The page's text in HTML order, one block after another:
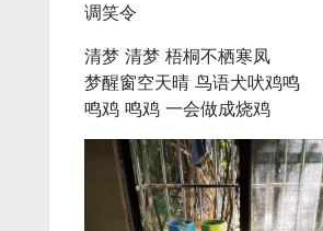
调笑令
清梦 清梦 梧桐不栖寒凤
梦醒窗空天晴 鸟语犬吠鸡鸣
鸣鸡 鸣鸡 一会做成烧鸡